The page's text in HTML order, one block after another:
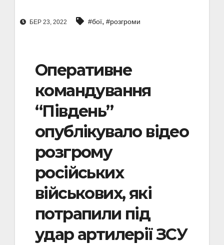
БЕР 23, 2022 #бої, #розгроми
Оперативне
командування
“Південь”
опублікувало відео
розгрому
російських
військових, які
потрапили під
удар артилерії ЗСУ